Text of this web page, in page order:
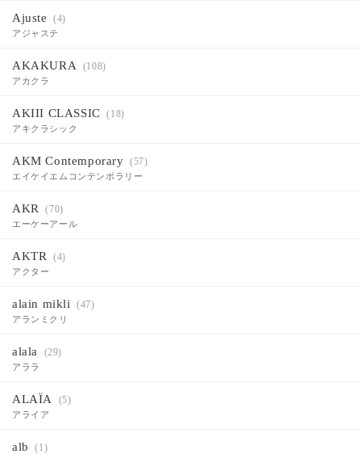
Ajuste (4)
アジャステ
AKAKURA (108)
アカクラ
AKIII CLASSIC (18)
アキクラシック
AKM Contemporary (57)
エイケイエムコンテンポラリー
AKR (70)
エーケーアール
AKTR (4)
アクター
alain mikli (47)
アランミクリ
alala (29)
アララ
ALAÏA (5)
アライア
alb (1)